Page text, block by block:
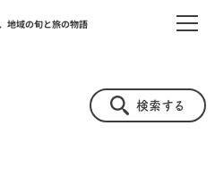
地域の旬と旅の物語
検索する